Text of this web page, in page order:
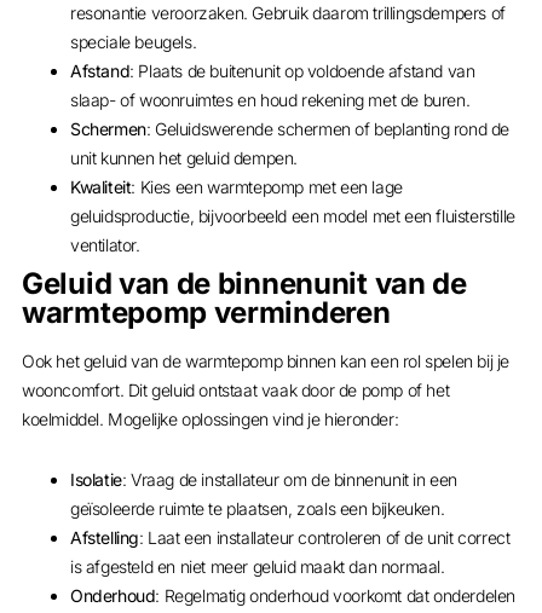
resonantie veroorzaken. Gebruik daarom trillingsdempers of
speciale beugels.
Afstand: Plaats de buitenunit op voldoende afstand van
slaap- of woonruimtes en houd rekening met de buren.
Schermen: Geluidswerende schermen of beplanting rond de
unit kunnen het geluid dempen.
Kwaliteit: Kies een warmtepomp met een lage
geluidsproductie, bijvoorbeeld een model met een fluisterstille
ventilator.
Geluid van de binnenunit van de
warmtepomp verminderen
Ook het geluid van de warmtepomp binnen kan een rol spelen bij je
wooncomfort. Dit geluid ontstaat vaak door de pomp of het
koelmiddel. Mogelijke oplossingen vind je hieronder:
Isolatie: Vraag de installateur om de binnenunit in een
geïsoleerde ruimte te plaatsen, zoals een bijkeuken.
Afstelling: Laat een installateur controleren of de unit correct
is afgesteld en niet meer geluid maakt dan normaal.
Onderhoud: Regelmatig onderhoud voorkomt dat onderdelen